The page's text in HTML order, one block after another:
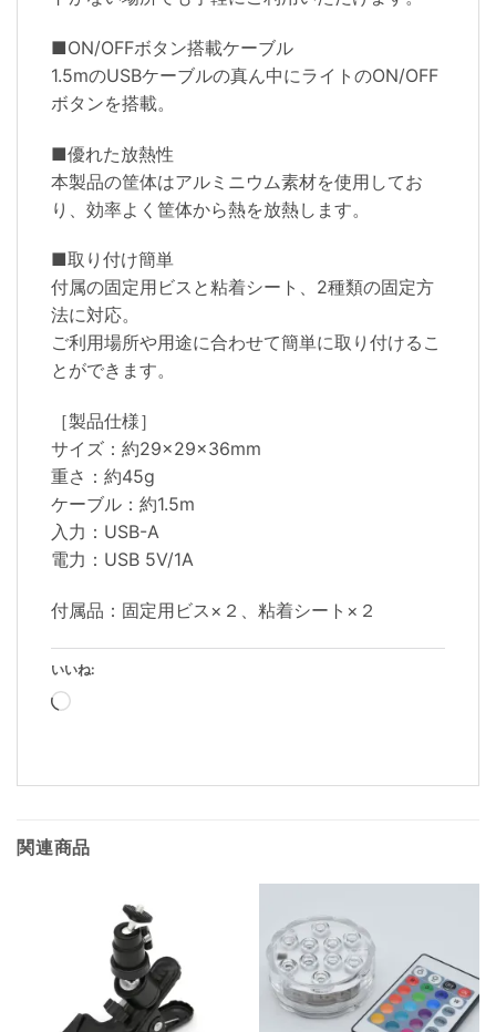
■ON/OFFボタン搭載ケーブル
1.5mのUSBケーブルの真ん中にライトのON/OFF
ボタンを搭載。
■優れた放熱性
本製品の筐体はアルミニウム素材を使用してお
り、効率よく筐体から熱を放熱します。
■取り付け簡単
付属の固定用ビスと粘着シート、2種類の固定方
法に対応。
ご利用場所や用途に合わせて簡単に取り付けるこ
とができます。
［製品仕様］
サイズ：約29×29×36mm
重さ：約45g
ケーブル：約1.5m
入力：USB-A
電力：USB 5V/1A
付属品：固定用ビス×２、粘着シート×２
いいね:
読
み
関連商品